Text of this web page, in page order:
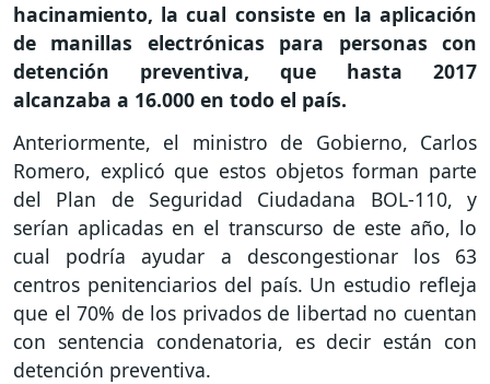
hacinamiento, la cual consiste en la aplicación
de manillas electrónicas para personas con
detención preventiva, que hasta 2017
alcanzaba a 16.000 en todo el país.
Anteriormente, el ministro de Gobierno, Carlos
Romero, explicó que estos objetos forman parte
del Plan de Seguridad Ciudadana BOL-110, y
serían aplicadas en el transcurso de este año, lo
cual podría ayudar a descongestionar los 63
centros penitenciarios del país. Un estudio refleja
que el 70% de los privados de libertad no cuentan
con sentencia condenatoria, es decir están con
detención preventiva.